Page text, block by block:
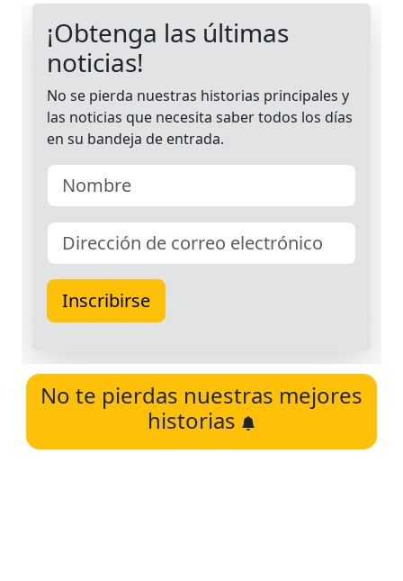
No te pierdas nuestras mejores
historias